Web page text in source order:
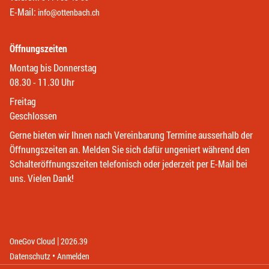
E-Mail: info@ottenbach.ch
Öffnungszeiten
Montag bis Donnerstag
08.30 - 11.30 Uhr
Freitag
Geschlossen
Gerne bieten wir Ihnen nach Vereinbarung Termine ausserhalb der
Öffnungszeiten an. Melden Sie sich dafür ungeniert während den
Schalteröffnungszeiten telefonisch oder jederzeit per E-Mail bei
uns. Vielen Dank!
OneGov Cloud (External Link)
|2026.39
Datenschutz (External Link)
Anmelden